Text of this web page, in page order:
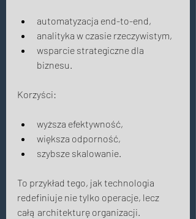
automatyzacja end-to-end,
analityka w czasie rzeczywistym,
wsparcie strategiczne dla
biznesu.
Korzyści:
wyższa efektywność,
większa odporność,
szybsze skalowanie.
To przykład tego, jak technologia
redefiniuje nie tylko operacje, lecz
całą architekturę organizacji.